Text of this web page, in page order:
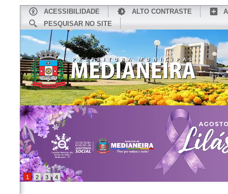
ACESSIBILIDADE ALTO CONTRASTE
PESQUISAR NO SITE
CONHEÇA MEDIANEIRA
1 2 3 4